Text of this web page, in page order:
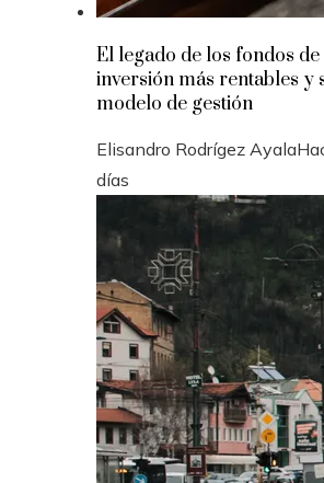
El legado de los fondos de
inversión más rentables y
modelo de gestión
Elisandro Rodrígez Ayala
días